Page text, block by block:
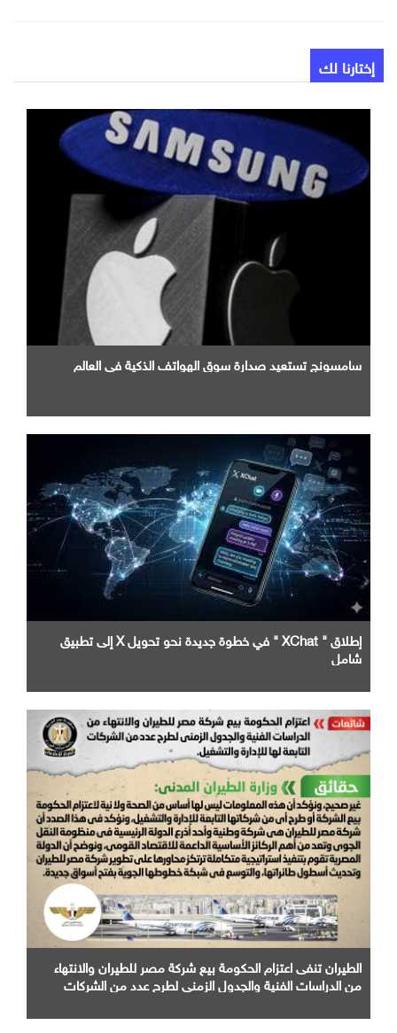
إختارنا لك
سامسونج تستعيد صدارة سوق الهواتف الذكية في العالم
إطلاق " XChat " في خطوة جديدة نحو تحويل X إلى تطبيق
شامل
الطيران تنفى اعتزام الحكومة بيع شركة مصر للطيران والانتهاء
من الدراسات الفنية والجدول الزمني لطرح عدد من الشركات